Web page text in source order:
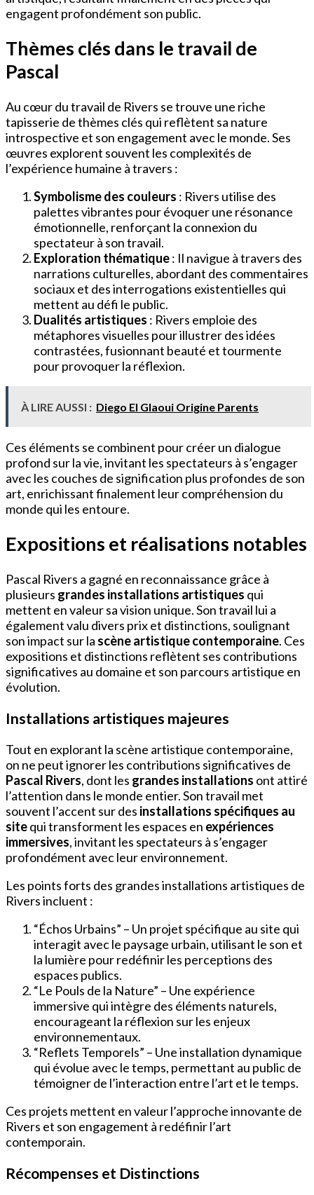
engagent profondément son public.
Thèmes clés dans le travail de
Pascal
Au cœur du travail de Rivers se trouve une riche
tapisserie de thèmes clés qui reflètent sa nature
introspective et son engagement avec le monde. Ses
œuvres explorent souvent les complexités de
l’expérience humaine à travers :
Symbolisme des couleurs : Rivers utilise des
palettes vibrantes pour évoquer une résonance
émotionnelle, renforçant la connexion du
spectateur à son travail.
Exploration thématique: Il navigue à travers des
narrations culturelles, abordant des commentaires
sociaux et des interrogations existentielles qui
mettent au défi le public.
Dualités artistiques : Rivers emploie des
métaphores visuelles pour illustrer des idées
contrastées, fusionnant beauté et tourmente
pour provoquer la réflexion.
À LIRE AUSSI : Diego El Glaoui Origine Parents
Ces éléments se combinent pour créer un dialogue
profond sur la vie, invitant les spectateurs à s’engager
avec les couches de signification plus profondes de son
art, enrichissant finalement leur compréhension du
monde qui les entoure.
Expositions et réalisations notables
Pascal Rivers a gagné en reconnaissance grâce à
plusieurs grandes installations artistiques qui
mettent en valeur sa vision unique. Son travail lui a
également valu divers prix et distinctions, soulignant
son impact sur la scène artistique contemporaine. Ces
expositions et distinctions reflètent ses contributions
significatives au domaine et son parcours artistique en
évolution.
Installations artistiques majeures
Tout en explorant la scène artistique contemporaine,
on ne peut ignorer les contributions significatives de
Pascal Rivers, dont les grandes installations ont attiré
l’attention dans le monde entier. Son travail met
souvent l’accent sur des installations spécifiques au
sitequi transforment les espaces en expériences
immersives, invitant les spectateurs à s’engager
profondément avec leur environnement.
Les points forts des grandes installations artistiques de
Rivers incluent :
“Échos Urbains” – Un projet spécifique au site qui
interagit avec le paysage urbain, utilisant le son et
la lumière pour redéfinir les perceptions des
espaces publics.
“Le Pouls de la Nature” – Une expérience
immersive qui intègre des éléments naturels,
encourageant la réflexion sur les enjeux
environnementaux.
“Reflets Temporels” – Une installation dynamique
qui évolue avec le temps, permettant au public de
témoigner de l’interaction entre l’art et le temps.
Ces projets mettent en valeur l’approche innovante de
Rivers et son engagement à redéfinir l’art
contemporain.
Récompenses et Distinctions